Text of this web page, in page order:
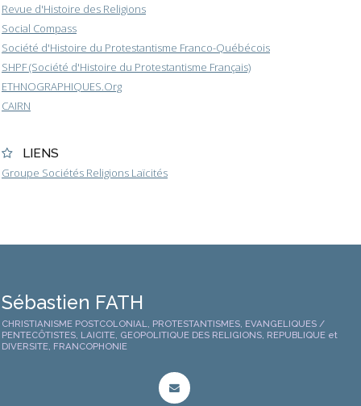
Revue d'Histoire des Religions
Social Compass
Société d'Histoire du Protestantisme Franco-Québécois
SHPF (Société d'Histoire du Protestantisme Français)
ETHNOGRAPHIQUES.Org
CAIRN
LIENS
Groupe Sociétés Religions Laïcités
Sébastien FATH
CHRISTIANISME POSTCOLONIAL, PROTESTANTISMES, EVANGELIQUES /
PENTECÔTISTES, LAICITE, GEOPOLITIQUE DES RELIGIONS, REPUBLIQUE et
DIVERSITE, FRANCOPHONIE